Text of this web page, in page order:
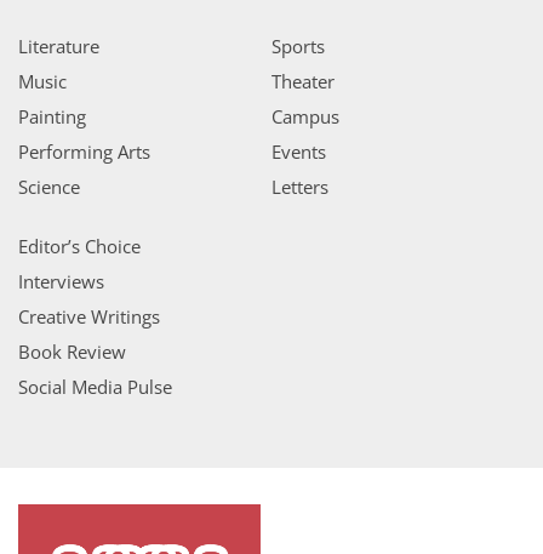
Literature
Music
Painting
Performing Arts
Science
Sports
Theater
Campus
Events
Letters
Editor’s Choice
Interviews
Creative Writings
Book Review
Social Media Pulse